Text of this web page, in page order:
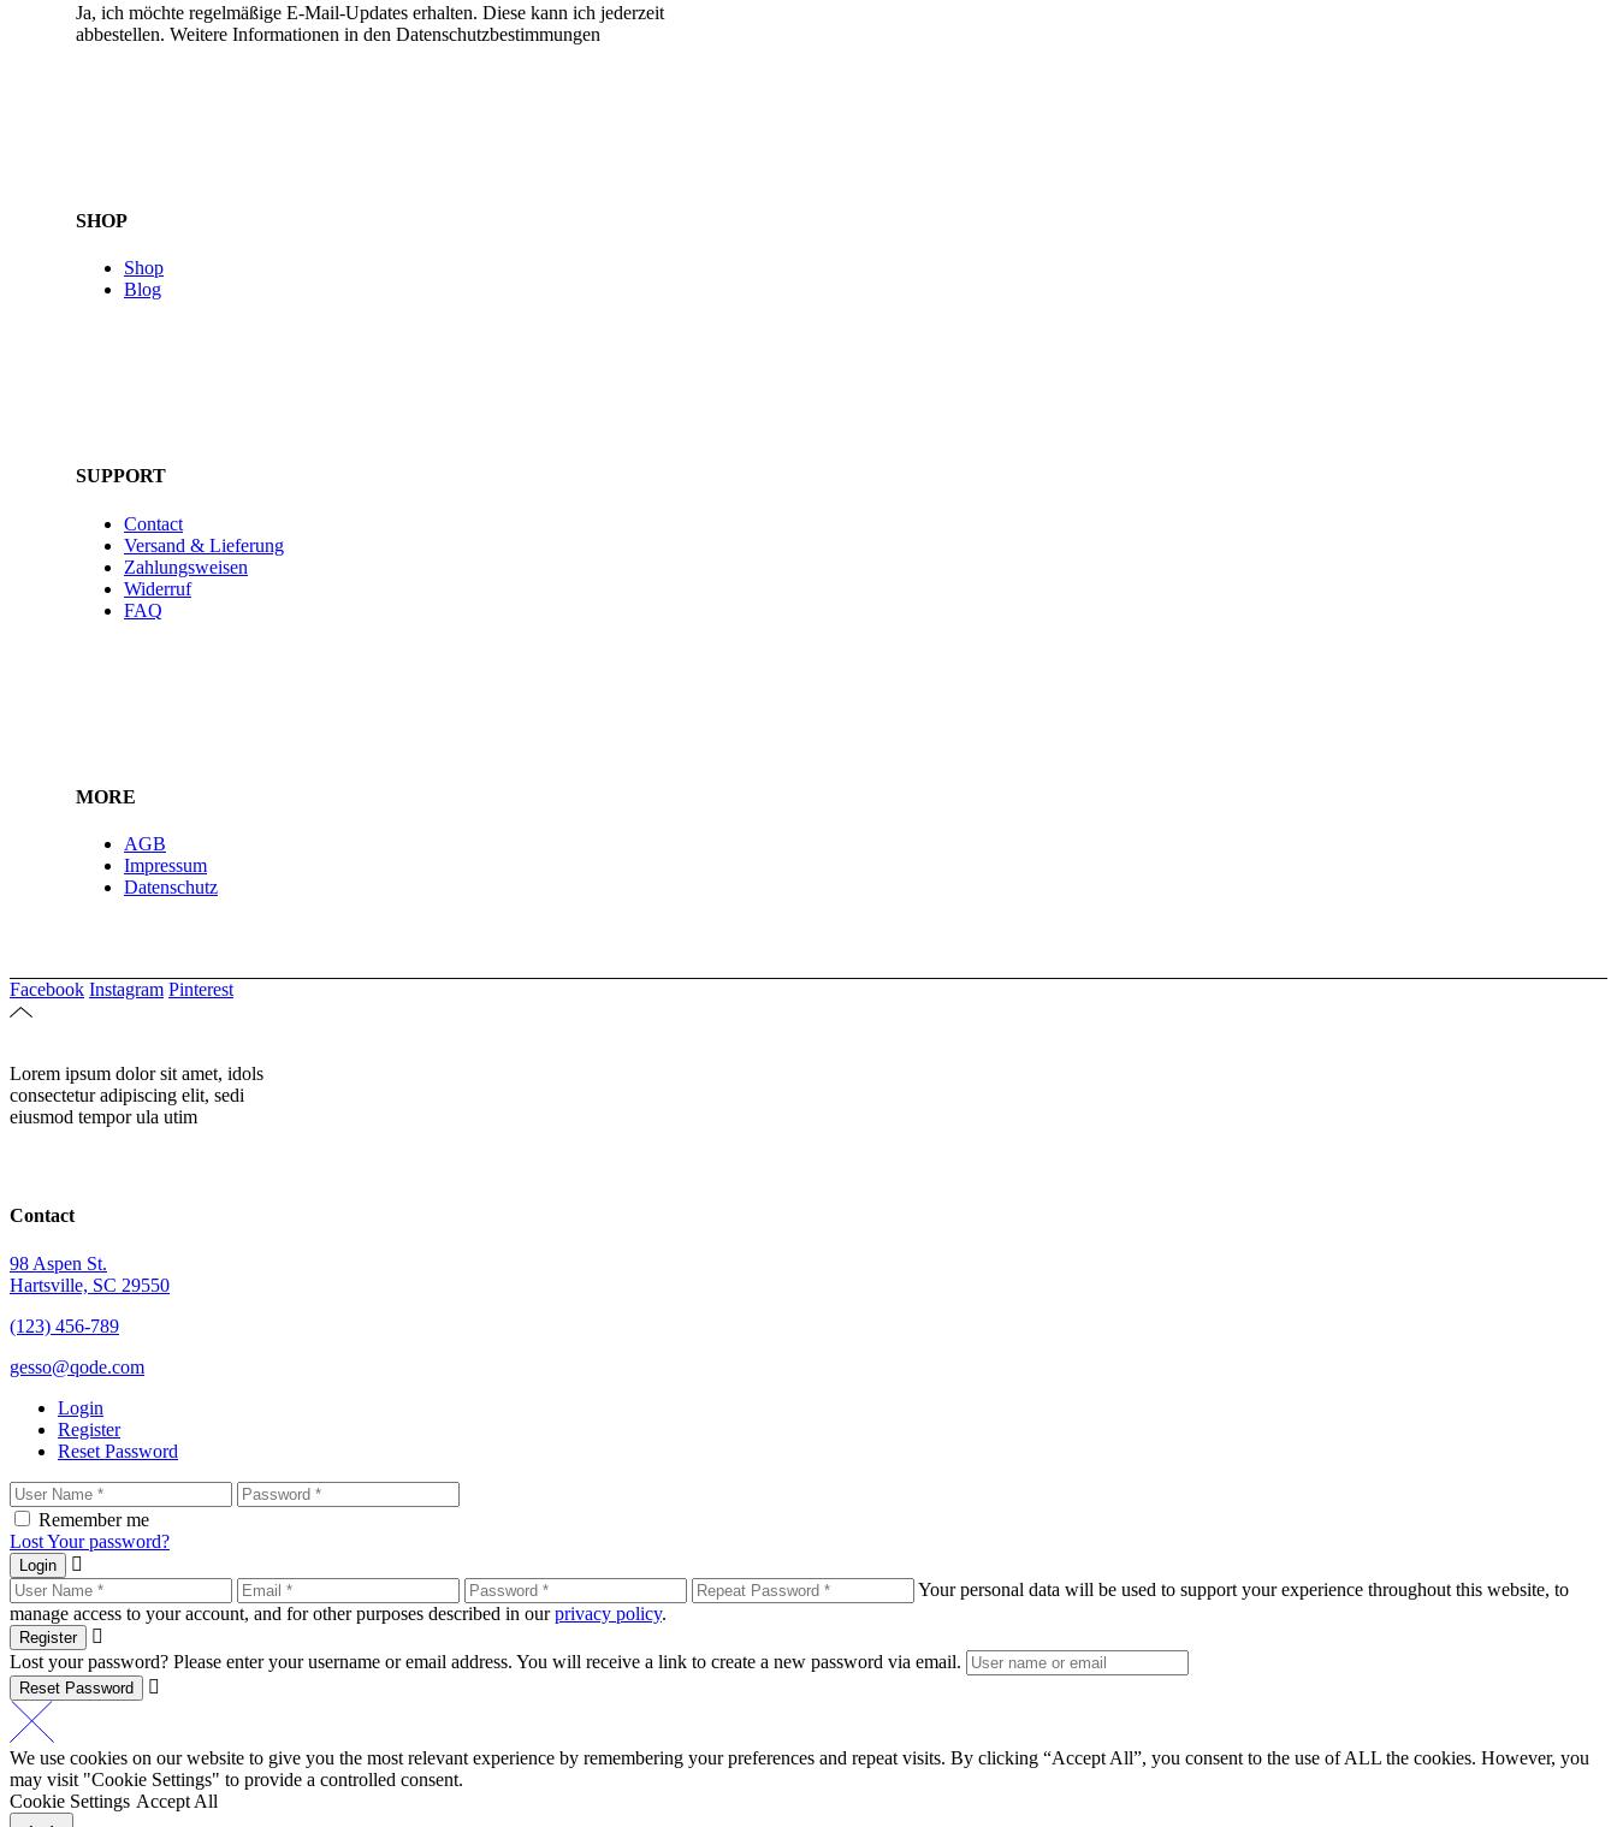
Ja, ich möchte regelmäßige E-Mail-Updates erhalten. Diese kann ich jederzeit
abbestellen. Weitere Informationen in den Datenschutzbestimmungen
SHOP
Shop
Blog
SUPPORT
Contact
Versand & Lieferung
Zahlungsweisen
Widerruf
FAQ
MORE
AGB
Impressum
Datenschutz
Facebook Instagram Pinterest
Lorem ipsum dolor sit amet, idols
consectetur adipiscing elit, sedi
eiusmod tempor ula utim
Contact
98 Aspen St.
Hartsville, SC 29550
(123) 456-789
gesso@qode.com
Login
Register
Reset Password
Remember me
Lost Your password?
Login
Your personal data will be used to support your experience throughout this website, to
manage access to your account, and for other purposes described in ourprivacy policy.
Register
Lost your password? Please enter your username or email address. You will receive a link to create a new password via email.
Reset Password
We use cookies on our website to give you the most relevant experience by remembering your preferences and repeat visits. By clicking “Accept All”, you consent to the use of ALL the cookies. However, you
may visit "Cookie Settings" to provide a controlled consent.
Cookie Settings Accept All